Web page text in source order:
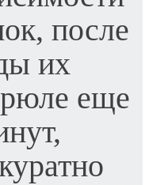
после
их
еще